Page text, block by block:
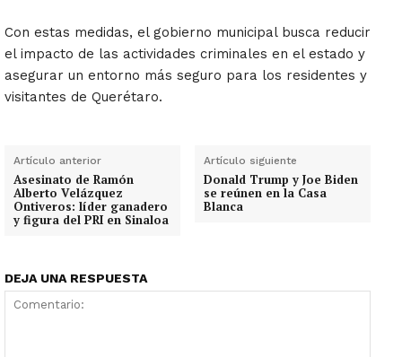
Con estas medidas, el gobierno municipal busca reducir
el impacto de las actividades criminales en el estado y
asegurar un entorno más seguro para los residentes y
visitantes de Querétaro.
Artículo anterior
Asesinato de Ramón
Alberto Velázquez
Ontiveros: líder ganadero
y figura del PRI en Sinaloa
Artículo siguiente
Donald Trump y Joe Biden
se reúnen en la Casa
Blanca
DEJA UNA RESPUESTA